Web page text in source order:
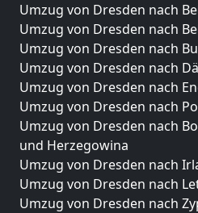
Umzug von Dresden nach
Umzug von Dresden nach
Umzug von Dresden nach
Umzug von Dresden nach
Umzug von Dresden nach
Umzug von Dresden nach
Umzug von Dresden nach
und Herzegowina
Umzug von Dresden nach
Umzug von Dresden nach
Umzug von Dresden nach